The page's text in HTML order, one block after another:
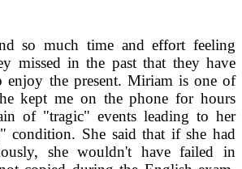
so much time and effort feeling
missed in the past that they have
enjoy the present. Miriam is one of
kept me on the phone for hours
of "tragic" events leading to her
condition. She said that if she had
she wouldn't have failed in